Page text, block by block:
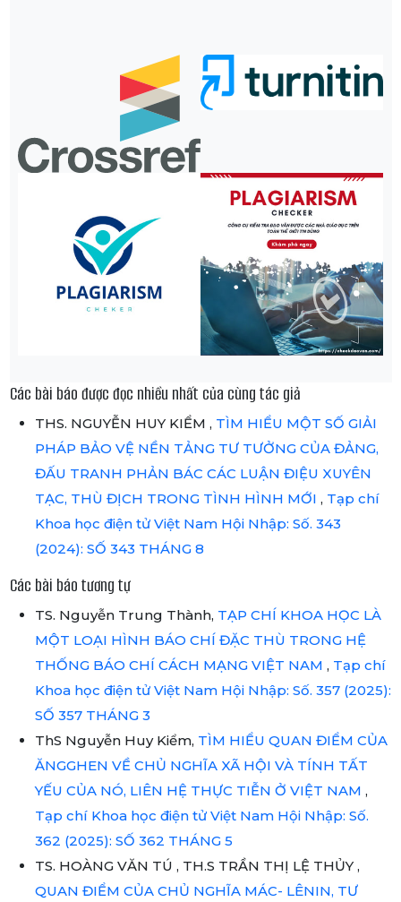
Các bài báo được đọc nhiều nhất của cùng tác giả
THS. NGUYỄN HUY KIỂM , TÌM HIỂU MỘT SỐ GIẢI
PHÁP BẢO VỆ NỀN TẢNG TƯ TƯỞNG CỦA ĐẢNG,
ĐẤU TRANH PHẢN BÁC CÁC LUẬN ĐIỆU XUYÊN
TẠC, THÙ ĐỊCH TRONG TÌNH HÌNH MỚI , Tạp chí
Khoa học điện tử Việt Nam Hội Nhập: Số. 343
(2024): SỐ 343 THÁNG 8
Các bài báo tương tự
TS. Nguyễn Trung Thành, TẠP CHÍ KHOA HỌC LÀ
MỘT LOẠI HÌNH BÁO CHÍ ĐẶC THÙ TRONG HỆ
THỐNG BÁO CHÍ CÁCH MẠNG VIỆT NAM , Tạp chí
Khoa học điện tử Việt Nam Hội Nhập: Số. 357 (2025):
SỐ 357 THÁNG 3
ThS Nguyễn Huy Kiểm, TÌM HIỂU QUAN ĐIỂM CỦA
ĂNGGHEN VỀ CHỦ NGHĨA XÃ HỘI VÀ TÍNH TẤT
YẾU CỦA NÓ, LIÊN HỆ THỰC TIỄN Ở VIỆT NAM ,
Tạp chí Khoa học điện tử Việt Nam Hội Nhập: Số.
362 (2025): SỐ 362 THÁNG 5
TS. HOÀNG VĂN TÚ , TH.S TRẦN THỊ LỆ THỦY ,
QUAN ĐIỂM CỦA CHỦ NGHĨA MÁC- LÊNIN, TƯ